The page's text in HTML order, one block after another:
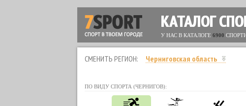
КАТАЛОГ
У НАС В КАТАЛОГЕ 6900
СМЕНИТЬ РЕГИОН: Черниговская область
ПО ВИДУ СПОРТА (ЧЕРНИГОВ):